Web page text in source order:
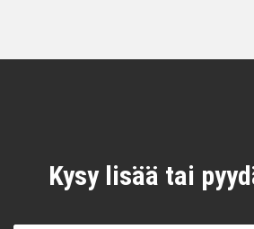
Kysy lisää tai